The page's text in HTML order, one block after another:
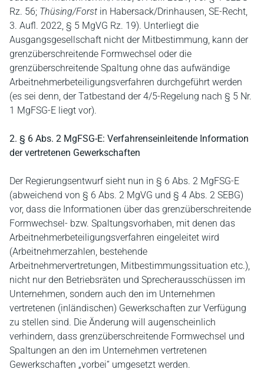
Rz. 56; Thüsing/Forst in Habersack/Drinhausen, SE-Recht,
3. Aufl. 2022, § 5 MgVG Rz. 19). Unterliegt die
Ausgangsgesellschaft nicht der Mitbestimmung, kann der
grenzüberschreitende Formwechsel oder die
grenzüberschreitende Spaltung ohne das aufwändige
Arbeitnehmerbeteiligungsverfahren durchgeführt werden
(es sei denn, der Tatbestand der 4/5-Regelung nach § 5 Nr.
1 MgFSG-E liegt vor).
2. § 6 Abs. 2 MgFSG-E: Verfahrenseinleitende Information
der vertretenen Gewerkschaften
Der Regierungsentwurf sieht nun in § 6 Abs. 2 MgFSG-E
(abweichend von § 6 Abs. 2 MgVG und § 4 Abs. 2 SEBG)
vor, dass die Informationen über das grenzüberschreitende
Formwechsel- bzw. Spaltungsvorhaben, mit denen das
Arbeitnehmerbeteiligungsverfahren eingeleitet wird
(Arbeitnehmerzahlen, bestehende
Arbeitnehmervertretungen, Mitbestimmungssituation etc.),
nicht nur den Betriebsräten und Sprecherausschüssen im
Unternehmen, sondern auch den im Unternehmen
vertretenen (inländischen) Gewerkschaften zur Verfügung
zu stellen sind. Die Änderung will augenscheinlich
verhindern, dass grenzüberschreitende Formwechsel und
Spaltungen an den im Unternehmen vertretenen
Gewerkschaften „vorbei“ umgesetzt werden.